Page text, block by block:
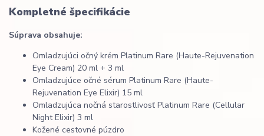
Kompletné špecifikácie
Súprava obsahuje:
Omladzujúci očný krém Platinum Rare (Haute-Rejuvenation
Eye Cream) 20 ml + 3 ml
Omladzujúce očné sérum Platinum Rare (Haute-
Rejuvenation Eye Elixir) 15 ml
Omladzujúca nočná starostlivosť Platinum Rare (Cellular
Night Elixir) 3 ml
Kožené cestovné púzdro